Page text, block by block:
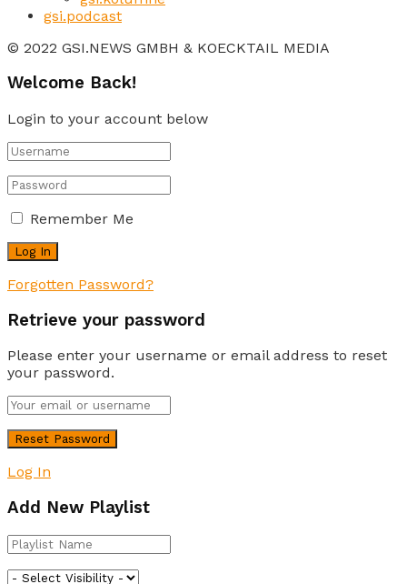
gsi.podcast
© 2022 GSI.NEWS GMBH & KOECKTAIL MEDIA
Welcome Back!
Login to your account below
Remember Me
Forgotten Password?
Retrieve your password
Please enter your username or email address to reset
your password.
Log In
Add New Playlist